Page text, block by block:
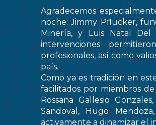
Agradecemos
noche: Jimmy Pflucker,
Minería, y Luis Natal Del
intervenciones
profesionales, así como
país.
Como ya es tradición en
facilitados por miembros
Rossana Gallesio
Sandoval, Hugo
activamente a dinamizar el